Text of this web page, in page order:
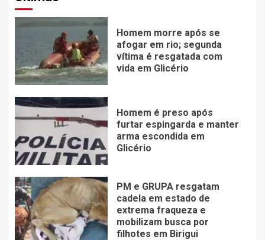
Homem morre após se
afogar em rio; segunda
vítima é resgatada com
vida em Glicério
Homem é preso após
furtar espingarda e manter
arma escondida em
Glicério
PM e GRUPA resgatam
cadela em estado de
extrema fraqueza e
mobilizam busca por
filhotes em Birigui